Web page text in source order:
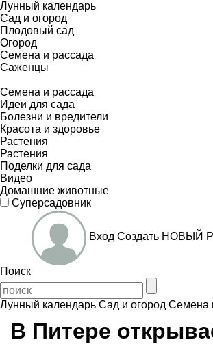
Лунный календарь
Сад и огород
Плодовый сад
Огород
Семена и рассада
Саженцы
Семена и рассада
Идеи для сада
Болезни и вредители
Красота и здоровье
Растения
Растения
Поделки для сада
Видео
Домашние животные
Суперсадовник
Вход Создать НОВЫЙ
Поиск
Лунный календарь Сад и огород Семена
В Питере